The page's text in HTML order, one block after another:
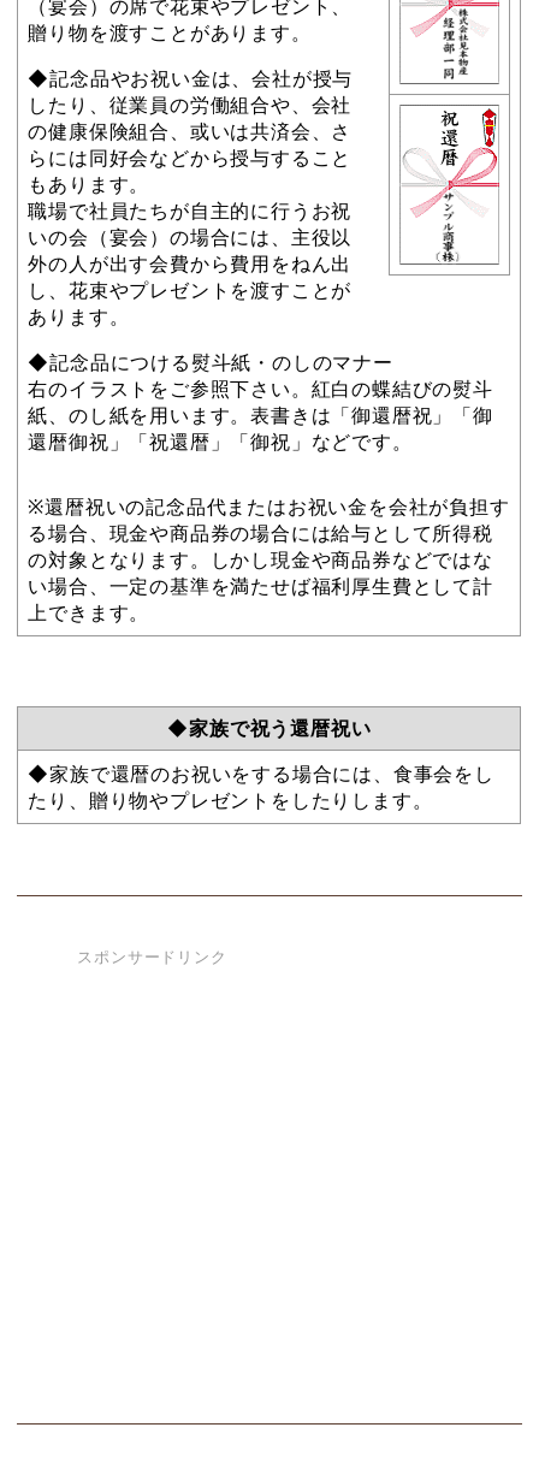
（宴会）の席で花束やプレゼント、
贈り物を渡すことがあります。
◆記念品やお祝い金は、会社が授与
したり、従業員の労働組合や、会社
の健康保険組合、或いは共済会、さ
らには同好会などから授与すること
もあります。
職場で社員たちが自主的に行うお祝
いの会（宴会）の場合には、主役以
外の人が出す会費から費用をねん出
し、花束やプレゼントを渡すことが
あります。
◆記念品につける熨斗紙・のしのマナー
右のイラストをご参照下さい。紅白の蝶結びの熨斗
紙、のし紙を用います。表書きは「御還暦祝」「御
還暦御祝」「祝還暦」「御祝」などです。
※還暦祝いの記念品代またはお祝い金を会社が負担す
る場合、現金や商品券の場合には給与として所得税
の対象となります。しかし現金や商品券などではな
い場合、一定の基準を満たせば福利厚生費として計
上できます。
◆家族で祝う還暦祝い
◆家族で還暦のお祝いをする場合には、食事会をし
たり、贈り物やプレゼントをしたりします。
スポンサードリンク